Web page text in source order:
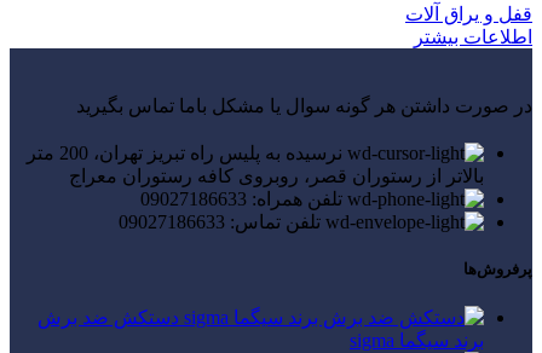
قفل و یراق آلات
اطلاعات بیشتر
در صورت داشتن هر گونه سوال یا مشکل باما تماس بگیرید
نرسیده به پلیس راه تبریز تهران، 200 متر
بالاتر از رستوران قصر، روبروی کافه رستوران معراج
تلفن همراه: 09027186633
تلفن تماس: 09027186633
پرفروش‌ها
دستکش ضد برش
برند سیگما sigma